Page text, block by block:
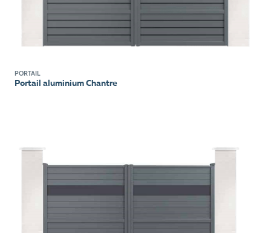
PORTAIL
Portail aluminium Chantre